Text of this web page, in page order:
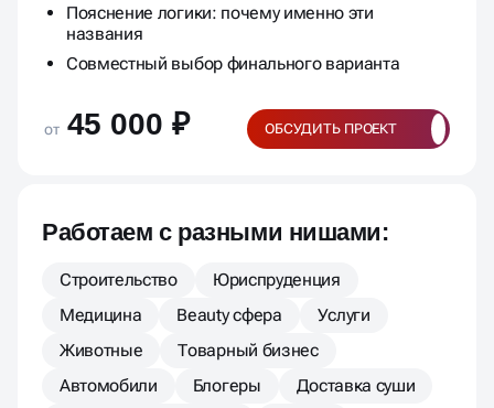
Пояснение логики: почему именно эти
названия
Совместный выбор финального варианта
от 45 000 ₽ ОБСУДИТЬ ПРОЕКТ
Работаем с разными нишами:
Строительство
Юриспруденция
Медицина
Beauty сфера
Услуги
Животные
Товарный бизнес
Автомобили
Блогеры
Доставка суши